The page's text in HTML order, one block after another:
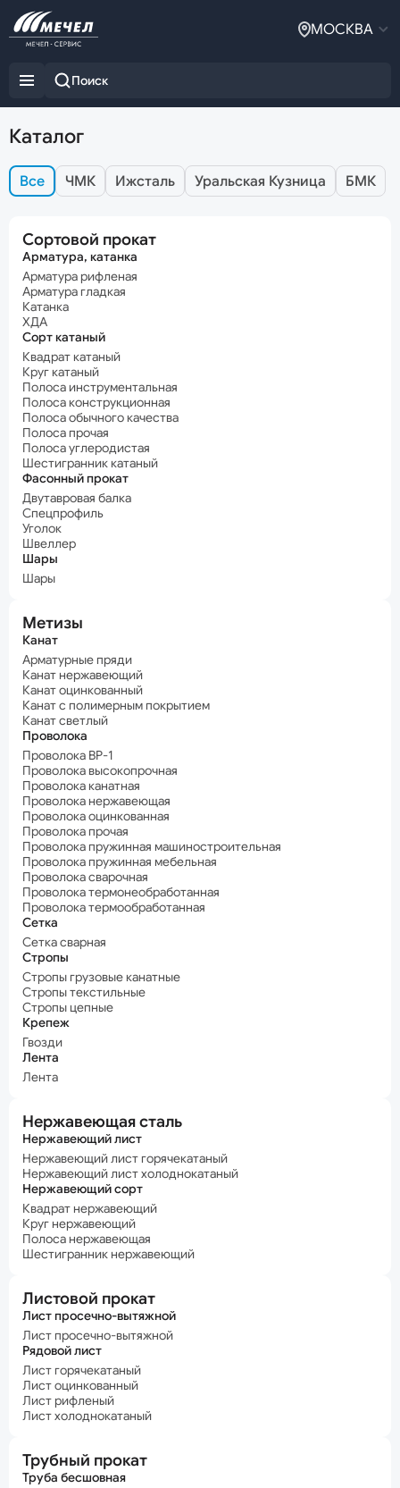
МОСКВА
Каталог
Все ЧМК Ижсталь Уральская Кузница БМК
Сортовой прокат
Арматура, катанка
Арматура рифленая
Арматура гладкая
Катанка
ХДА
Сорт катаный
Квадрат катаный
Круг катаный
Полоса инструментальная
Полоса конструкционная
Полоса обычного качества
Полоса прочая
Полоса углеродистая
Шестигранник катаный
Фасонный прокат
Двутавровая балка
Спецпрофиль
Уголок
Швеллер
Шары
Шары
Метизы
Канат
Арматурные пряди
Канат нержавеющий
Канат оцинкованный
Канат с полимерным покрытием
Канат светлый
Проволока
Проволока ВР-1
Проволока высокопрочная
Проволока канатная
Проволока нержавеющая
Проволока оцинкованная
Проволока прочая
Проволока пружинная машиностроительная
Проволока пружинная мебельная
Проволока сварочная
Проволока термонеобработанная
Проволока термообработанная
Сетка
Сетка сварная
Стропы
Стропы грузовые канатные
Стропы текстильные
Стропы цепные
Крепеж
Гвозди
Лента
Лента
Нержавеющая сталь
Нержавеющий лист
Нержавеющий лист горячекатаный
Нержавеющий лист холоднокатаный
Нержавеющий сорт
Квадрат нержавеющий
Круг нержавеющий
Полоса нержавеющая
Шестигранник нержавеющий
Листовой прокат
Лист просечно-вытяжной
Лист просечно-вытяжной
Рядовой лист
Лист горячекатаный
Лист оцинкованный
Лист рифленый
Лист холоднокатаный
Трубный прокат
Труба бесшовная